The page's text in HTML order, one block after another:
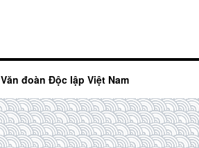
đoàn Độc lập Việt Nam